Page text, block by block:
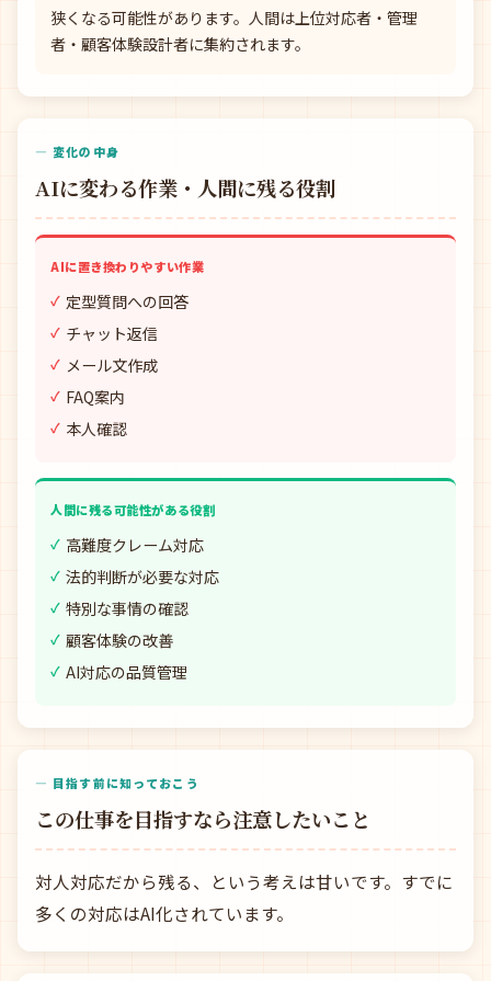
狭くなる可能性があります。人間は上位対応者・管理
者・顧客体験設計者に集約されます。
— 変化の中身
AIに変わる作業・人間に残る役割
AIに置き換わりやすい作業
定型質問への回答
チャット返信
メール文作成
FAQ案内
本人確認
人間に残る可能性がある役割
高難度クレーム対応
法的判断が必要な対応
特別な事情の確認
顧客体験の改善
AI対応の品質管理
— 目指す前に知っておこう
この仕事を目指すなら注意したいこと
対人対応だから残る、という考えは甘いです。すでに
多くの対応はAI化されています。